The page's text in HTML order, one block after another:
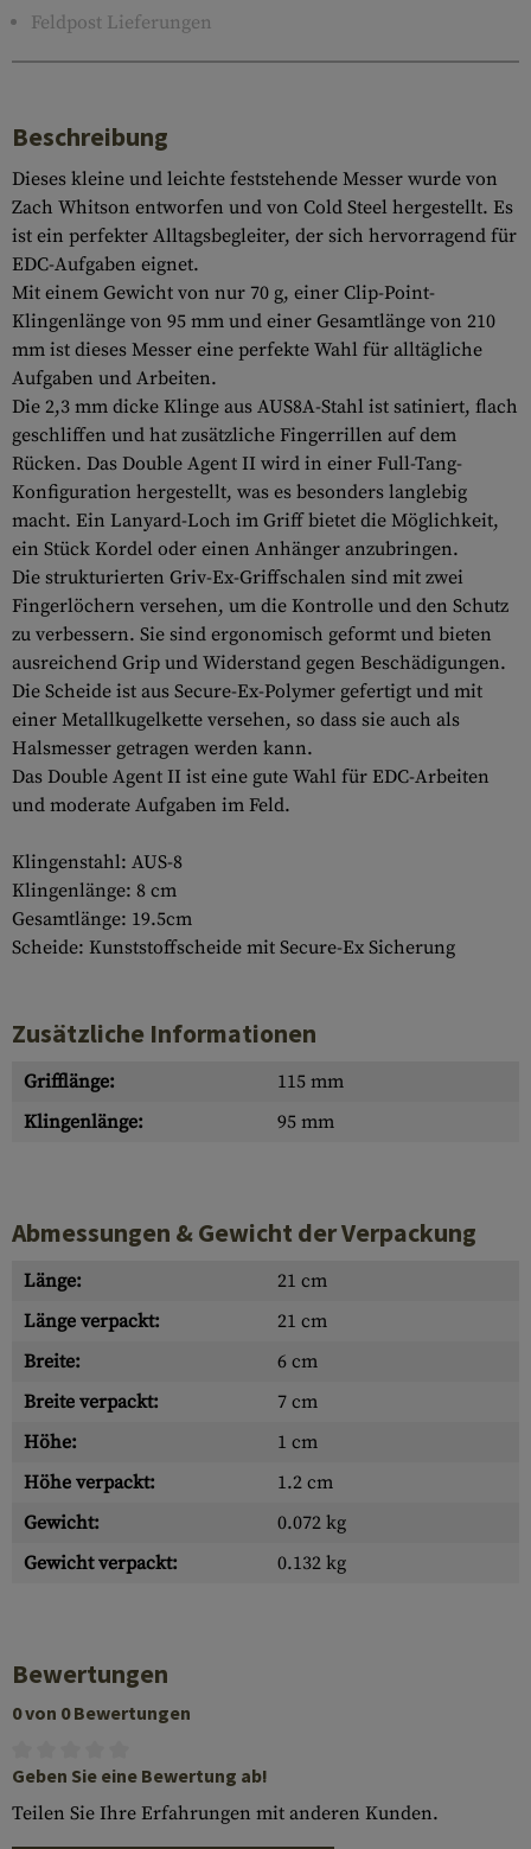
Feldpost Lieferungen
Beschreibung
Dieses kleine und leichte feststehende Messer wurde von
Zach Whitson entworfen und von Cold Steel hergestellt. Es
ist ein perfekter Alltagsbegleiter, der sich hervorragend für
EDC-Aufgaben eignet.
Mit einem Gewicht von nur 70 g, einer Clip-Point-
Klingenlänge von 95 mm und einer Gesamtlänge von 210
mm ist dieses Messer eine perfekte Wahl für alltägliche
Aufgaben und Arbeiten.
Die 2,3 mm dicke Klinge aus AUS8A-Stahl ist satiniert, flach
geschliffen und hat zusätzliche Fingerrillen auf dem
Rücken. Das Double Agent II wird in einer Full-Tang-
Konfiguration hergestellt, was es besonders langlebig
macht. Ein Lanyard-Loch im Griff bietet die Möglichkeit,
ein Stück Kordel oder einen Anhänger anzubringen.
Die strukturierten Griv-Ex-Griffschalen sind mit zwei
Fingerlöchern versehen, um die Kontrolle und den Schutz
zu verbessern. Sie sind ergonomisch geformt und bieten
ausreichend Grip und Widerstand gegen Beschädigungen.
Die Scheide ist aus Secure-Ex-Polymer gefertigt und mit
einer Metallkugelkette versehen, so dass sie auch als
Halsmesser getragen werden kann.
Das Double Agent II ist eine gute Wahl für EDC-Arbeiten
und moderate Aufgaben im Feld.
Klingenstahl: AUS-8
Klingenlänge: 8 cm
Gesamtlänge: 19.5cm
Scheide: Kunststoffscheide mit Secure-Ex Sicherung
Zusätzliche Informationen
Grifflänge:
115 mm
Klingenlänge:
95 mm
Abmessungen & Gewicht der Verpackung
Länge:
21 cm
Länge verpackt:
21 cm
Breite:
6 cm
Breite verpackt:
7 cm
Höhe:
1 cm
Höhe verpackt:
1.2 cm
Gewicht:
0.072 kg
Gewicht verpackt:
0.132 kg
Bewertungen
0 von 0 Bewertungen
Geben Sie eine Bewertung ab!
Teilen Sie Ihre Erfahrungen mit anderen Kunden.